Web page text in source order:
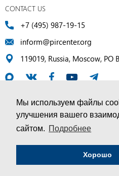
Мы используем файлы
улучшения вашего
сайтом. Подробнее
Хорошо
CONTACT US
+7 (495) 987-19-15
inform@pircenter.org
119019, Russia, Moscow, PO
© PIR Center, 1994–2025 | All Rights
Соглашение об обработке
Политика